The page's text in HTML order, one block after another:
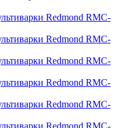
Redmond RMC-
Redmond RMC-
Redmond RMC-
Redmond RMC-
Redmond RMC-
Redmond RMC-